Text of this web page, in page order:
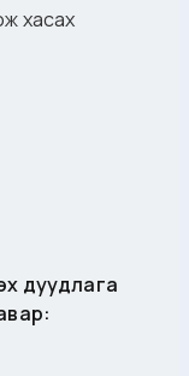
хасах
дуудлага